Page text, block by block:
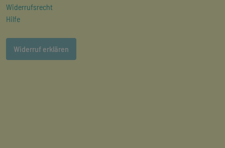
Widerrufsrecht
Hilfe
Widerruf erklären